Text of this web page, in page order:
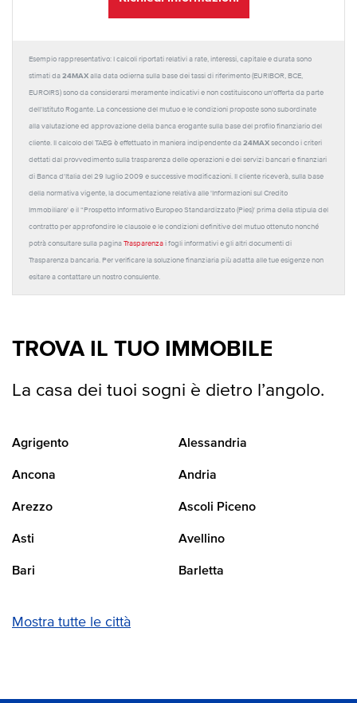
Esempio rappresentativo: I calcoli riportati relativi a rate, interessi, capitale e durata sono
stimati da 24MAX alla data odierna sulla base dei tassi di riferimento (EURIBOR, BCE,
EUROIRS) sono da considerarsi meramente indicativi e non costituiscono un'offerta da parte
dell'Istituto Rogante. La concessione del mutuo e le condizioni proposte sono subordinate
alla valutazione ed approvazione della banca erogante sulla base del profilo finanziario del
cliente. Il calcolo del TAEG è effettuato in maniera indipendente da 24MAX secondo i criteri
dettati dal provvedimento sulla trasparenza delle operazioni e dei servizi bancari e finanziari
di Banca d'Italia del 29 luglio 2009 e successive modificazioni. Il cliente riceverà, sulla base
della normativa vigente, la documentazione relativa alle 'Informazioni sul Credito
Immobiliare' e il “Prospetto Informativo Europeo Standardizzato (Pies)' prima della stipula del
contratto per approfondire le clausole e le condizioni definitive del mutuo ottenuto nonché
potrà consultare sulla pagina Trasparenza i fogli informativi e gli altri documenti di
Trasparenza bancaria. Per verificare la soluzione finanziaria più adatta alle tue esigenze non
esitare a contattare un nostro consulente.
TROVA IL TUO IMMOBILE
La casa dei tuoi sogni è dietro l’angolo.
Agrigento Alessandria
Ancona Andria
Arezzo Ascoli Piceno
Asti Avellino
Bari Barletta
Mostra tutte le città